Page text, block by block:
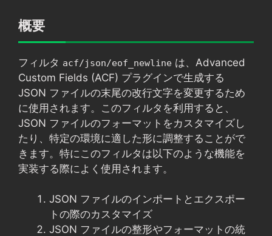
リ
概要
フィルタ acf/json/eof_newline は、Advanced
Custom Fields (ACF) プラグインで生成する
JSON ファイルの末尾の改行文字を変更するため
に使用されます。このフィルタを利用すると、
JSON ファイルのフォーマットをカスタマイズし
たり、特定の環境に適した形に調整することがで
きます。特にこのフィルタは以下のような機能を
実装する際によく使用されます。
JSON ファイルのインポートとエクスポー
トの際のカスタマイズ
JSON ファイルの整形やフォーマットの統